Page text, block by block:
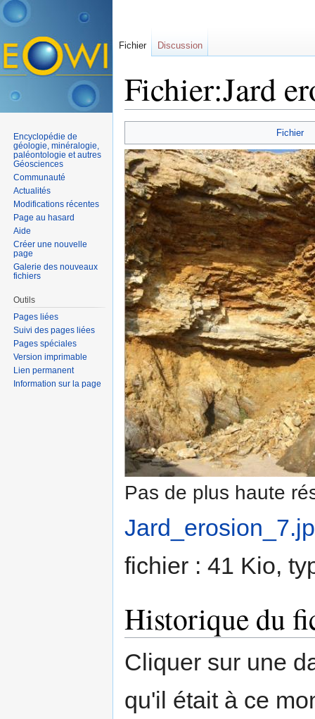
Fichier:Jard
Fichier
Pas de plus haute
fichier : 41 Kio,
Historique du
Cliquer sur une
qu'il était à ce
Fichier Discussion
Encyclopédie de
géologie, minéralogie,
paléontologie et autres
Géosciences
Communauté
Actualités
Modifications récentes
Page au hasard
Aide
Créer une nouvelle
page
Galerie des nouveaux
fichiers
Outils
Pages liées
Suivi des pages liées
Pages spéciales
Version imprimable
Lien permanent
Information sur la page